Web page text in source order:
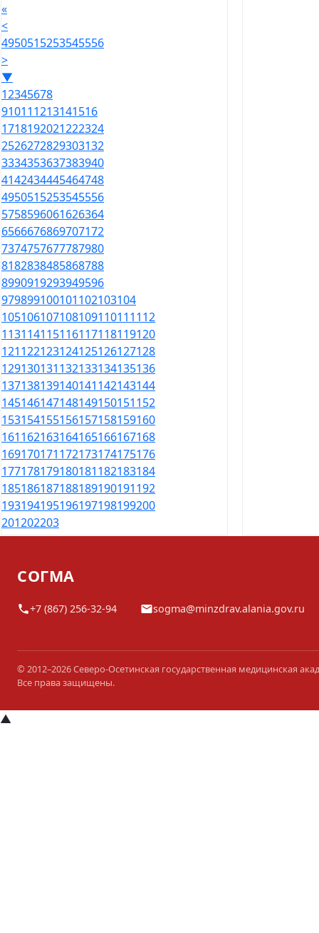
«
<
4950515253545556
>
▼
12345678
910111213141516
1718192021222324
2526272829303132
3334353637383940
4142434445464748
4950515253545556
5758596061626364
6566676869707172
7374757677787980
8182838485868788
8990919293949596
979899100101102103104
105106107108109110111112
113114115116117118119120
121122123124125126127128
129130131132133134135136
137138139140141142143144
145146147148149150151152
153154155156157158159160
161162163164165166167168
169170171172173174175176
177178179180181182183184
185186187188189190191192
193194195196197198199200
201202203
СОГМА
+7 (867) 256-32-94 sogma@minzdrav.alania.gov.ru
© 2012–2026 Северо-Осетинская государственная медицинская
Все права защищены.
▲